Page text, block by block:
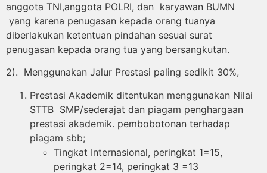
anggota TNI,anggota POLRI, dan karyawan BUMN
yang karena penugasan kepada orang tuanya
diberlakukan ketentuan pindahan sesuai surat
penugasan kepada orang tua yang bersangkutan.
2). Menggunakan Jalur Prestasi paling sedikit 30%,
Prestasi Akademik ditentukan menggunakan Nilai
STTB SMP/sederajat dan piagam penghargaan
prestasi akademik. pembobotonan terhadap
piagam sbb;
Tingkat Internasional, peringkat 1=15,
peringkat 2=14, peringkat 3 =13